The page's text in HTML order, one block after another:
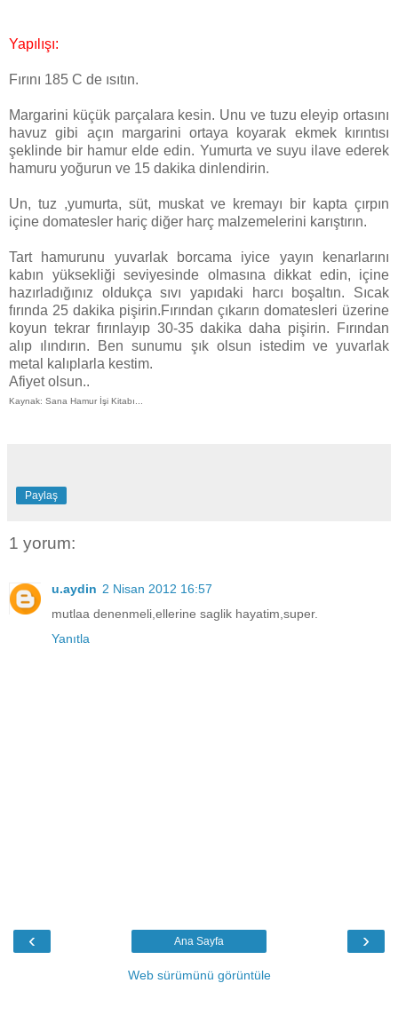
Yapılışı:
Fırını 185 C de ısıtın.
Margarini küçük parçalara kesin. Unu ve tuzu eleyip ortasını
havuz gibi açın margarini ortaya koyarak ekmek kırıntısı
şeklinde bir hamur elde edin. Yumurta ve suyu ilave ederek
hamuru yoğurun ve 15 dakika dinlendirin.
Un, tuz ,yumurta, süt, muskat ve kremayı bir kapta çırpın
içine domatesler hariç diğer harç malzemelerini karıştırın.
Tart hamurunu yuvarlak borcama iyice yayın kenarlarını
kabın yüksekliği seviyesinde olmasına dikkat edin, içine
hazırladığınız oldukça sıvı yapıdaki harcı boşaltın. Sıcak
fırında 25 dakika pişirin.Fırından çıkarın domatesleri üzerine
koyun tekrar fırınlayıp 30-35 dakika daha pişirin. Fırından
alıp ılındırın. Ben sunumu şık olsun istedim ve yuvarlak
metal kalıplarla kestim.
Afiyet olsun..
Kaynak: Sana Hamur İşi Kitabı...
Paylaş
1 yorum:
u.aydin 2 Nisan 2012 16:57
mutlaa denenmeli,ellerine saglik hayatim,super.
Yanıtla
‹ ›
Ana Sayfa
Web sürümünü görüntüle